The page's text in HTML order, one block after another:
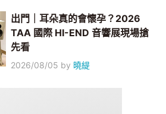
出門｜耳朵真的會懷孕？2026
TAA 國際 HI-END 音響展現場搶
先看
2026/08/05 by 曉緹